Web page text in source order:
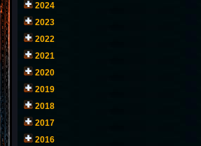
2024
2023
2022
2021
2020
2019
2018
2017
2016